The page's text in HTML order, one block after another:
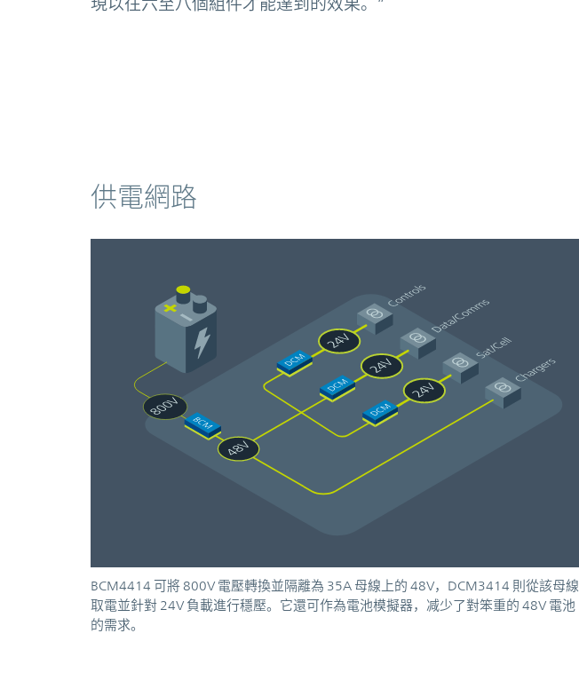
供電網路
BCM4414 可將 800V 電壓轉換並隔離為 35A 母線上的 48V，DCM3414 則從該母線
取電並針對 24V 負載進行穩壓。它還可作為電池模擬器，减少了對笨重的 48V 電池
的需求。